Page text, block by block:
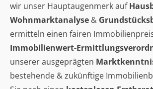
wir unser Hauptaugenmerk auf
Wohnmarktanalyse &
ermitteln einen fairen
Immobilienwert-
unserer ausgeprägten
bestehende & zukünftige